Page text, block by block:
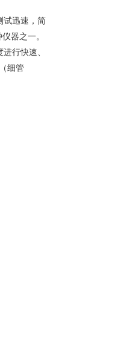
试迅速，简
器之一。
行快速、
细管